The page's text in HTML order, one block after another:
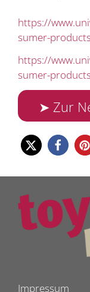
https://
sumer-
https://
sumer-
➤ Zur
Impressum